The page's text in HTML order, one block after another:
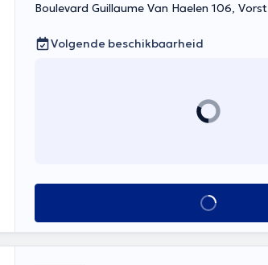
Boulevard Guillaume Van Haelen 106, Vorst
Volgende beschikbaarheid
Alles zien